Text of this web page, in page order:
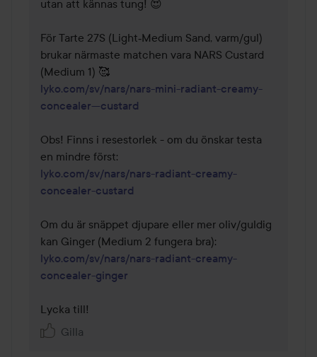
utan att kännas tung! 😍
För Tarte 27S (Light‑Medium Sand, varm/gul)
brukar närmaste matchen vara NARS Custard
lyko.com/sv/nars/nars-mini-radiant-creamy-
concealer---custard
Obs! Finns i resestorlek - om du önskar testa
lyko.com/sv/nars/nars-radiant-creamy-
concealer-custard
Om du är snäppet djupare eller mer oliv/guldig
lyko.com/sv/nars/nars-radiant-creamy-
concealer-ginger
Lycka till!
Gilla